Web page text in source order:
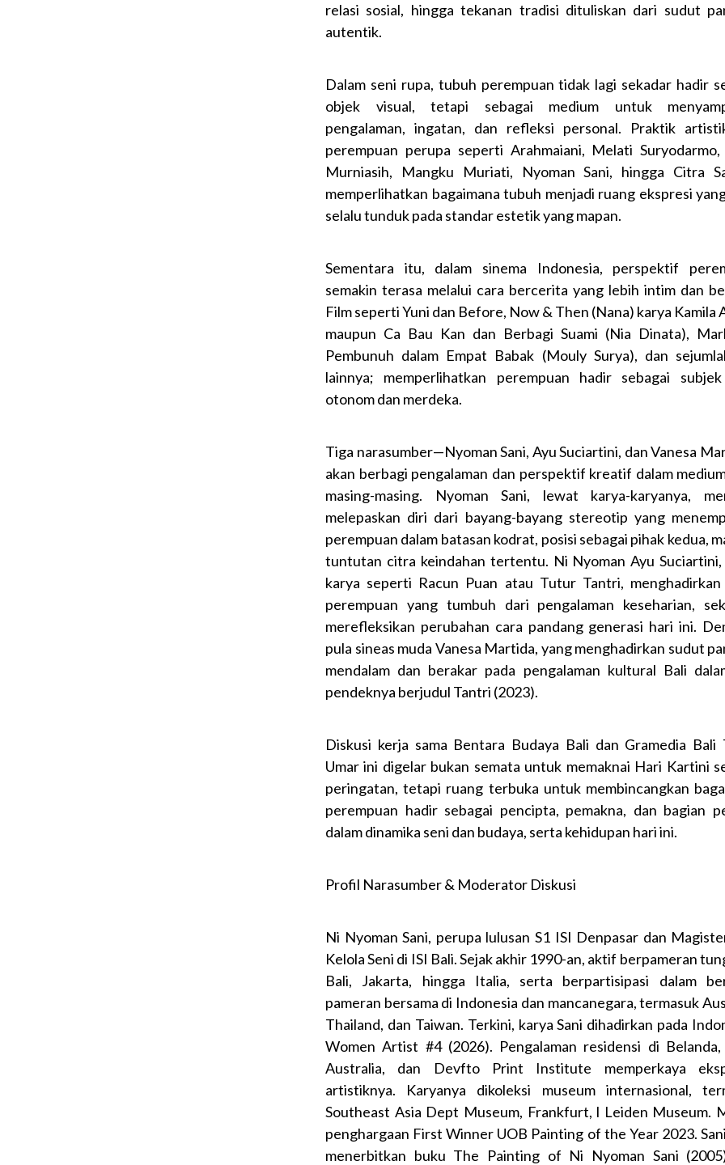
relasi sosial, hingga tekanan tradisi dituliskan dari sudut
autentik.
Dalam seni rupa, tubuh perempuan tidak lagi sekadar hadir
objek visual, tetapi sebagai medium untuk
pengalaman, ingatan, dan refleksi personal. Praktik
perempuan perupa seperti Arahmaiani, Melati
Murniasih, Mangku Muriati, Nyoman Sani, hingga Citra
memperlihatkan bagaimana tubuh menjadi ruang ekspresi
selalu tunduk pada standar estetik yang mapan.
Sementara itu, dalam sinema Indonesia, perspektif
semakin terasa melalui cara bercerita yang lebih intim dan
Film seperti Yuni dan Before, Now & Then (Nana) karya Kamila
maupun Ca Bau Kan dan Berbagi Suami (Nia Dinata),
Pembunuh dalam Empat Babak (Mouly Surya), dan
lainnya; memperlihatkan perempuan hadir sebagai
otonom dan merdeka.
Tiga narasumber—Nyoman Sani, Ayu Suciartini, dan Vanesa
akan berbagi pengalaman dan perspektif kreatif dalam
masing-masing. Nyoman Sani, lewat karya-karyanya,
melepaskan diri dari bayang-bayang stereotip yang
perempuan dalam batasan kodrat, posisi sebagai pihak kedua,
tuntutan citra keindahan tertentu. Ni Nyoman Ayu
karya seperti Racun Puan atau Tutur Tantri, menghadirkan
perempuan yang tumbuh dari pengalaman keseharian,
merefleksikan perubahan cara pandang generasi hari ini.
pula sineas muda Vanesa Martida, yang menghadirkan sudut
mendalam dan berakar pada pengalaman kultural Bali
pendeknya berjudul Tantri (2023).
Diskusi kerja sama Bentara Budaya Bali dan Gramedia Bali
Umar ini digelar bukan semata untuk memaknai Hari Kartini
peringatan, tetapi ruang terbuka untuk membincangkan
perempuan hadir sebagai pencipta, pemakna, dan bagian
dalam dinamika seni dan budaya, serta kehidupan hari ini.
Profil Narasumber & Moderator Diskusi
Ni Nyoman Sani, perupa lulusan S1 ISI Denpasar dan
Kelola Seni di ISI Bali. Sejak akhir 1990-an, aktif berpameran
Bali, Jakarta, hingga Italia, serta berpartisipasi dalam
pameran bersama di Indonesia dan mancanegara, termasuk
Thailand, dan Taiwan. Terkini, karya Sani dihadirkan pada
Women Artist #4 (2026). Pengalaman residensi di Belanda,
Australia, dan Devfto Print Institute memperkaya
artistiknya. Karyanya dikoleksi museum internasional,
Southeast Asia Dept Museum, Frankfurt, l Leiden Museum.
penghargaan First Winner UOB Painting of the Year 2023.
menerbitkan buku The Painting of Ni Nyoman Sani